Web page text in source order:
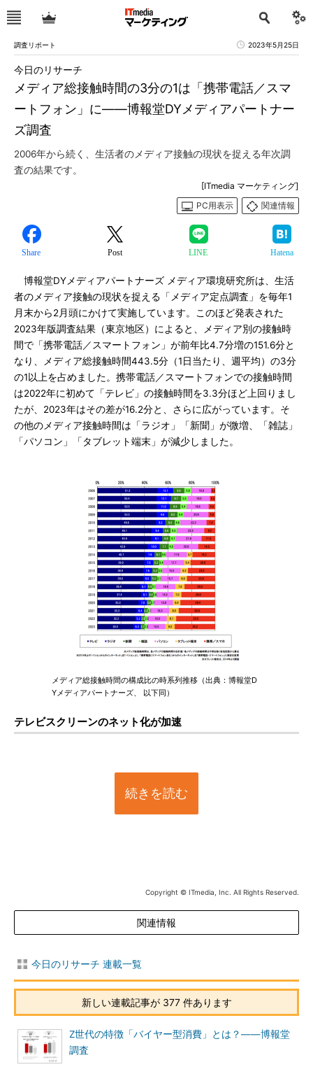
調査リポート 2023年5月25日
メディア総接触時間の3分の1は「携帯電話／スマ
ートフォン」に――博報堂DYメディアパートナー
ズ調査
今日のリサーチ
2006年から続く、生活者のメディア接触の現状を捉える年次調
査の結果です。
[ITmedia マーケティング]
PC用表示
関連情報
Share Post LINE Hatena
博報堂DYメディアパートナーズ メディア環境研究所は、生活
者のメディア接触の現状を捉える「メディア定点調査」を毎年1
月末から2月頭にかけて実施しています。このほど発表された
2023年版調査結果（東京地区）によると、メディア別の接触時
間で「携帯電話／スマートフォン」が前年比4.7分増の151.6分と
なり、メディア総接触時間443.5分（1日当たり、週平均）の3分
の1以上を占めました。携帯電話／スマートフォンでの接触時間
は2022年に初めて「テレビ」の接触時間を3.3分ほど上回りまし
たが、2023年はその差が16.2分と、さらに広がっています。そ
の他のメディア接触時間は「ラジオ」「新聞」が微増、「雑誌」
「パソコン」「タブレット端末」が減少しました。
メディア総接触時間の構成比の時系列推移（出典：博報堂D
Yメディアパートナーズ、 以下同）
テレビスクリーンのネット化が加速
続きを読む
Copyright © ITmedia, Inc. All Rights Reserved.
関連情報
今日のリサーチ 連載一覧
新しい連載記事が 377 件あります
Z世代の特徴「バイヤー型消費」とは？――博報堂
調査